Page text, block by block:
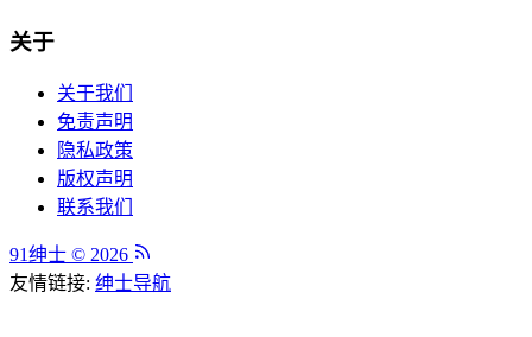
关于
关于我们
免责声明
隐私政策
版权声明
联系我们
91绅士 © 2026
友情链接: 绅士导航